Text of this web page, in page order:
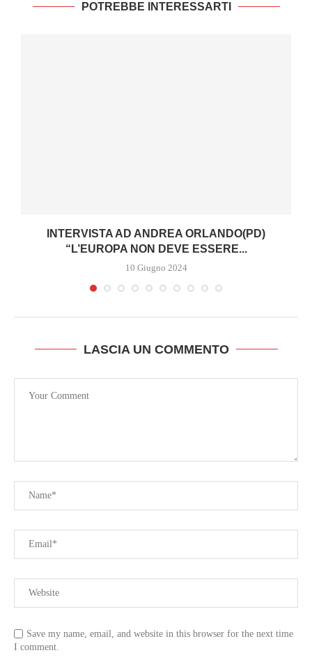
POTREBBE INTERESSARTI
INTERVISTA AD ANDREA ORLANDO(PD)
“L’EUROPA NON DEVE ESSERE...
10 Giugno 2024
LASCIA UN COMMENTO
Save my name, email, and website in this browser for the next time
I comment.